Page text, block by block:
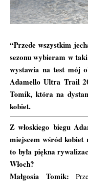
“Przede wszystkim
sezonu wybieram w
wystawia na test mój
Adamello Ultra Trail
Tomik, która na
kobiet.
Z włoskiego biegu
miejscem wśród kobiet
to była piękna
Włoch?
Małgosia Tomik: